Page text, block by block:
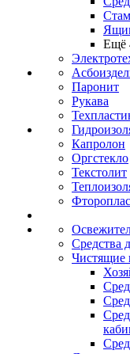
Ещё
Паронит
Рукава
Капролон
Оргстекло
Текстолит
Средства
Чистящие